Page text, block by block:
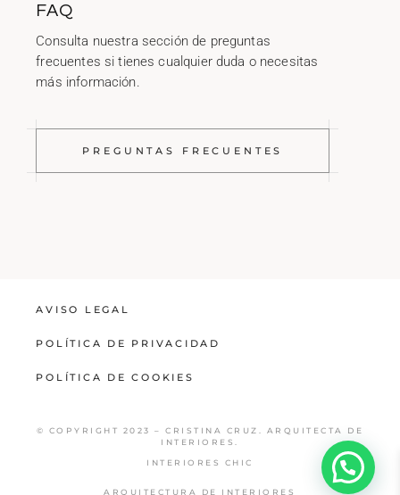
FAQ
Consulta nuestra sección de preguntas
frecuentes si tienes cualquier duda o necesitas
más información.
PREGUNTAS FRECUENTES
AVISO LEGAL
POLÍTICA DE PRIVACIDAD
POLÍTICA DE COOKIES
© COPYRIGHT 2023 – CRISTINA CRUZ. ARQUITECTA DE
INTERIORES.
INTERIORES CHIC
ARQUITECTURA DE INTERIORES